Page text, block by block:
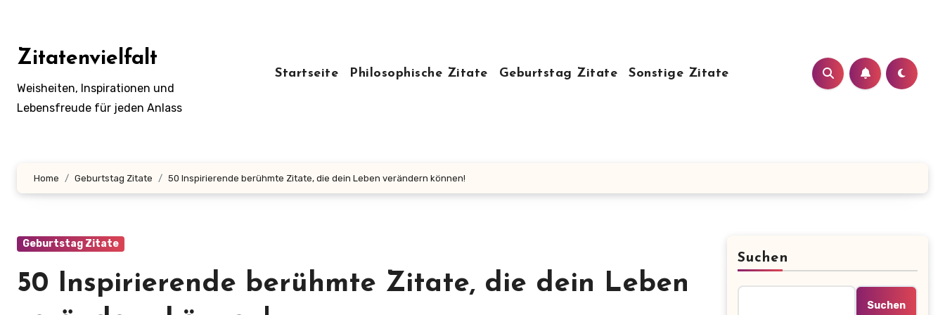
springen
Zitatenvielfalt
Weisheiten, Inspirationen und
Lebensfreude für jeden Anlass
Startseite Philosophische Zitate Geburtstag Zitate Sonstige Zitate
Home Geburtstag Zitate 50 Inspirierende berühmte Zitate, die dein Leben verändern können!
Geburtstag Zitate
50 Inspirierende berühmte Zitate, die dein Leben
Suchen
Suchen